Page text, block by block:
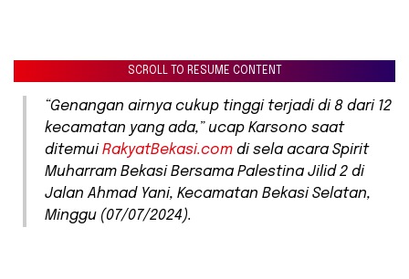
SCROLL TO RESUME CONTENT
“Genangan airnya cukup tinggi terjadi di 8 dari 12
kecamatan yang ada,” ucap Karsono saat
ditemui RakyatBekasi.com di sela acara Spirit
Muharram Bekasi Bersama Palestina Jilid 2 di
Jalan Ahmad Yani, Kecamatan Bekasi Selatan,
Minggu (07/07/2024).